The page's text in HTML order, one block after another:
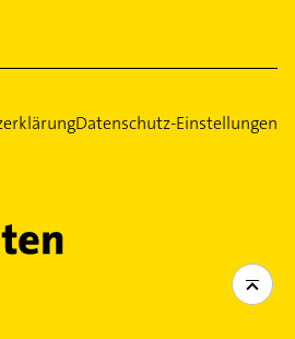
Datenschutz-Einstellungen